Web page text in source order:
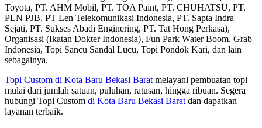
Toyota, PT. AHM Mobil, PT. TOA Paint, PT. CHUHATSU, PT.
PLN PJB, PT Len Telekomunikasi Indonesia, PT. Sapta Indra
Sejati, PT. Sukses Abadi Enginering, PT. Tat Hong Perkasa),
Organisasi (Ikatan Dokter Indonesia), Fun Park Water Boom, Grab
Indonesia, Topi Sancu Sandal Lucu, Topi Pondok Kari, dan lain
sebagainya.
Topi Custom di Kota Baru Bekasi Baratmelayani pembuatan topi
mulai dari jumlah satuan, puluhan, ratusan, hingga ribuan. Segera
hubungi Topi Custom di Kota Baru Bekasi Baratdan dapatkan
layanan terbaik.